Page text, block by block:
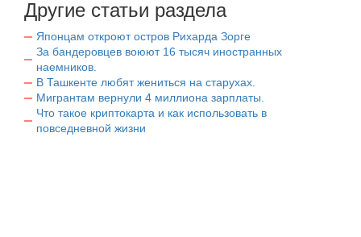
Другие статьи раздела
Японцам откроют остров Рихарда Зорге
За бандеровцев воюют 16 тысяч иностранных
наемников.
В Ташкенте любят жениться на старухах.
Мигрантам вернули 4 миллиона зарплаты.
Что такое криптокарта и как использовать в
повседневной жизни